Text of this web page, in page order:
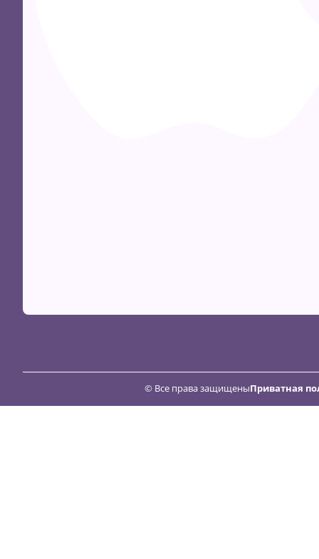
© Все права защищеныПриватная